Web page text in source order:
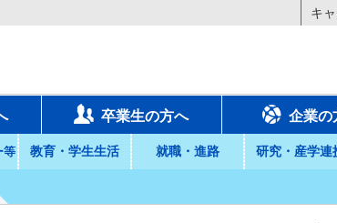
キ
卒業生の方へ 企業の
等 教育・学生生活 就職・進路 研究・産学連